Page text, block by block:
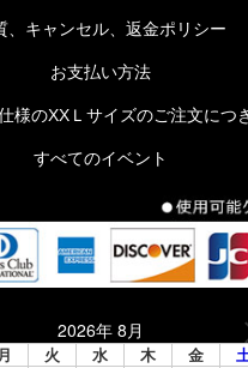
、キャンセル、返金ポリシー
お支払い方法
様のXXＬサイズのご注文につ
すべてのイベント
2026年 8月
月 火 水 木 金